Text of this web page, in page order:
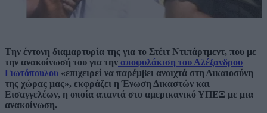
Tην έντονη διαμαρτυρία της για το Στέιτ Ντιπάρτμεντ, που με
την ανακοίνωσή του για την αποφυλάκιση του Αλέξανδρου
Γιωτόπουλου «επιχειρεί να παρέμβει ανοιχτά στη Δικαιοσύνη
της χώρας μας», εκφράζει η Ένωση Δικαστών και
Εισαγγελέων, η οποία απαντά στο αμερικανικό ΥΠΕΞ με μια
ανακοίνωση.